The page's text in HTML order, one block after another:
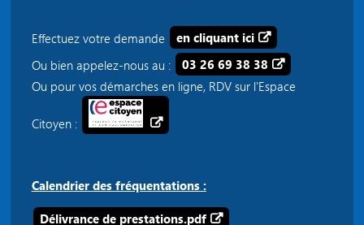
Effectuez votre demande
en cliquant ici
Ou bien appelez-nous au :
03 26 69 38 38
Ou pour vos démarches en ligne, RDV sur l'Espace
Citoyen :
Calendrier des fréquentations :
Délivrance de prestations.pdf